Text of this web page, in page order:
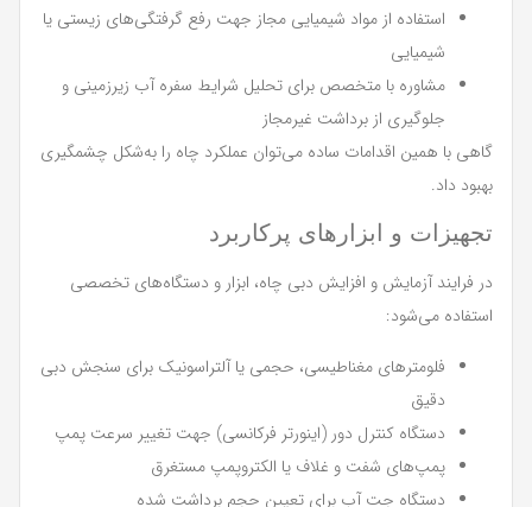
استفاده از مواد شیمیایی مجاز جهت رفع گرفتگی‌های زیستی یا
شیمیایی
مشاوره با متخصص برای تحلیل شرایط سفره آب زیرزمینی و
جلوگیری از برداشت غیرمجاز
گاهی با همین اقدامات ساده می‌توان عملکرد چاه را به‌شکل چشمگیری
بهبود داد.
تجهیزات و ابزارهای پرکاربرد
در فرایند آزمایش و افزایش دبی چاه، ابزار و دستگاه‌های تخصصی
استفاده می‌شود:
فلومترهای مغناطیسی، حجمی یا آلتراسونیک برای سنجش دبی
دقیق
دستگاه کنترل دور (اینورتر فرکانسی) جهت تغییر سرعت پمپ
پمپ‌های شفت و غلاف یا الکتروپمپ مستغرق
دستگاه جت آب برای تعیین حجم برداشت شده